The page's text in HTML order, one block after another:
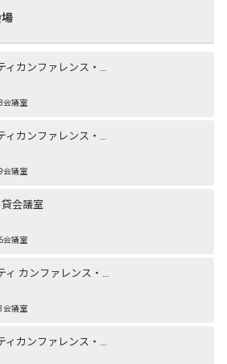
トラストシティカンファレンス・丸の内
会議室
トラストシティカンファレンス・仙台
会議室
会議室
会議室
トラストシティ カンファレンス・神谷町
会議室
トラストシティカンファレンス・新大阪